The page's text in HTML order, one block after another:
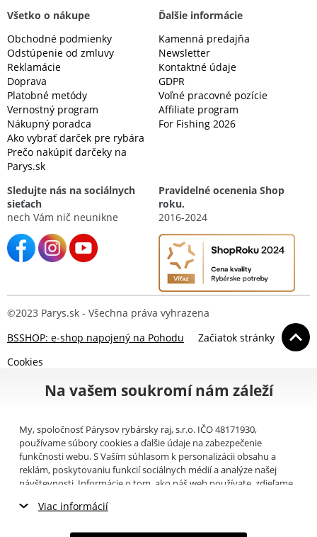
Všetko o nákupe
Obchodné podmienky
Odstúpenie od zmluvy
Reklamácie
Doprava
Platobné metódy
Vernostný program
Nákupný poradca
Ako vybrať darček pre rybára
Prečo nakúpiť darčeky na
Parys.sk
Ďalšie informácie
Kamenná predajňa
Newsletter
Kontaktné údaje
GDPR
Voľné pracovné pozície
Affiliate program
For Fishing 2026
Sledujte nás na sociálnych
sieťach
nech Vám nič neunikne
Pravidelné ocenenia Shop
roku.
2016-2024
©2023 Parys.sk - Všechna práva vyhrazena
BSSHOP: e-shop napojený na Pohodu
Začiatok stránky
Cookies
Na vašem soukromí nám záleží
My, spoločnosť Párysov rybársky raj, s.r.o. IČO 48171930,
používame súbory cookies a ďalšie údaje na zabezpečenie
funkčnosti webu. S Vaším súhlasom k personalizácii obsahu a
reklám, poskytovaniu funkcií sociálnych médií a analýze našej
návštevnosti. Informácie o tom, ako náš web používate, zdieľame
(napríklad Google).Tu
Viac informácií
Nevyhnutné cookies